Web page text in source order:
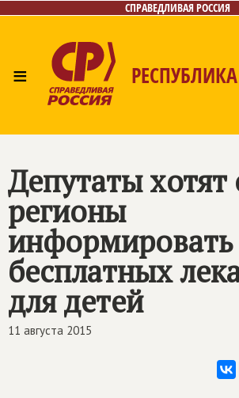
СПРАВЕДЛИВАЯ РОССИЯ
≡
Депутаты хотят
регионы
бесплатных
для детей
11 августа 2015